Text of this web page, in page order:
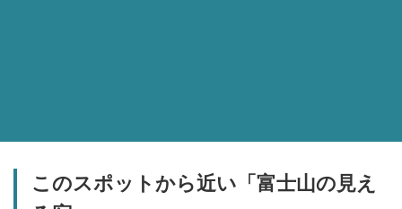
このスポットから近い「富士山の見え